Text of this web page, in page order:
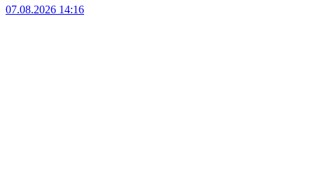
07.08.2026 14:16